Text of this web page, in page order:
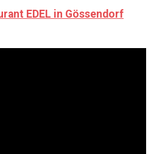
EDEL in Gössendorf